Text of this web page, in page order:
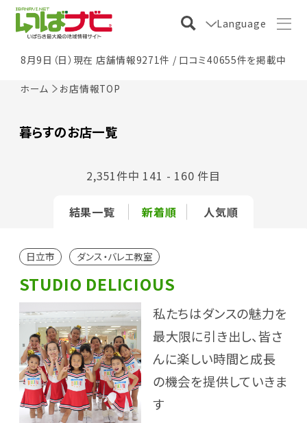
Language
8月9日（日）現在 店舗情報9271件 / 口コミ40655件を掲載中
ホーム お店情報TOP
暮らすのお店一覧
結果一覧 新着順 人気順
2,351件中 141 - 160 件目
日立市 ダンス・バレエ教室
STUDIO DELICIOUS
私たちはダンスの魅力を
最大限に引き出し、皆さ
んに楽しい時間と成長
の機会を提供していきま
す